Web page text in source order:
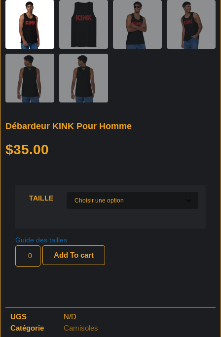
Débardeur KINK Pour Homme
$35.00
TAILLE
Guide des tailles
Add To cart
UGS
N/D
Catégorie
Camisoles